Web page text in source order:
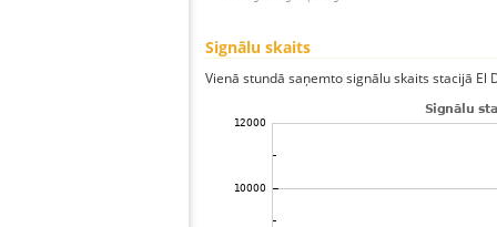
Signālu skaits
Vienā stundā saņemto signālu skaits stacijā